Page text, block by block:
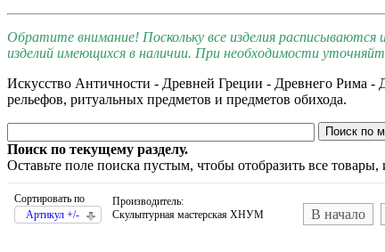
Обратите внимание! Поскольку все изделия
изделий имеющихся в наличии. При необходимости
Искусство Античности - Древней Греции - Древнего Рима -
рельефов, ритуальных предметов и предметов обихода.
Поиск по текущему разделу.
Оставьте поле поиска пустым, чтобы отобразить все
Сортировать по
Артикул +/-
Производитель:
Скульптурная мастерская ХНУМ
В начало